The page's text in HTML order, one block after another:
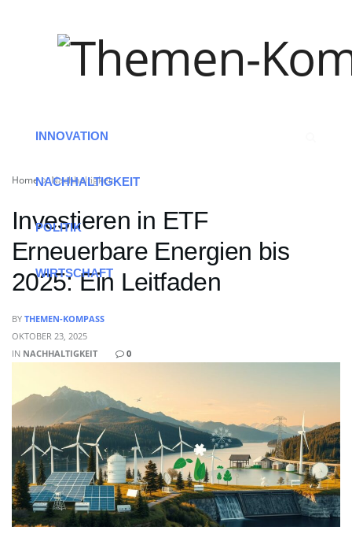
HOME
INNOVATION
NACHHALTIGKEIT
POLITIK
WIRTSCHAFT
Home Nachhaltigkeit
Investieren in ETF
Erneuerbare Energien bis
2025: Ein Leitfaden
BY THEMEN-KOMPASS
OKTOBER 23, 2025
IN NACHHALTIGKEIT 0